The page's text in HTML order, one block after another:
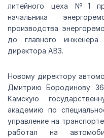
литейного цеха №1
начальника
производства
до главного инженера
директора АВЗ.
Новому директору
Дмитрию Бородинову
Камскую
академию по
управление на
работал на